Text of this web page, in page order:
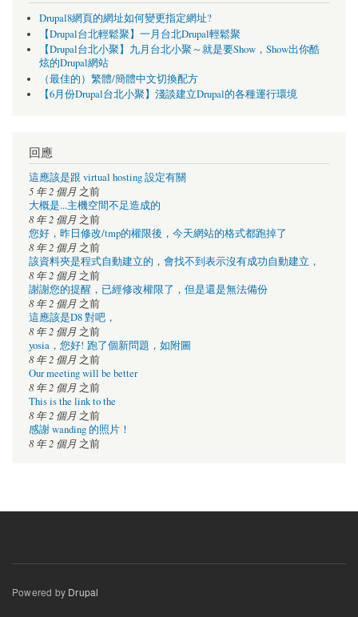
Drupal8網頁的網址如何變更指定網址?
【Drupal台北輕鬆聚】一月台北Drupal輕鬆聚
【Drupal台北小聚】九月台北小聚～就是要Show，Show出你酷
炫的Drupal網站
（最佳的）繁體/簡體中文切換配方
【6月份Drupal台北小聚】淺談建立Drupal的各種運行環境
回應
這應該是跟 virtual hosting 設定有關
5 年 2 個月 之前
大概是...主機空間不足造成的
8 年 2 個月 之前
您好，昨日修改/tmp的權限後，今天網站的格式都跑掉了
8 年 2 個月 之前
該資料夾是程式自動建立的，會找不到表示沒有成功自動建立，
8 年 2 個月 之前
謝謝您的提醒，已經修改權限了，但是還是無法備份
8 年 2 個月 之前
這應該是D8 對吧，
8 年 2 個月 之前
yosia，您好! 跑了個新問題，如附圖
8 年 2 個月 之前
Our meeting will be better
8 年 2 個月 之前
This is the link to the
8 年 2 個月 之前
感謝 wanding 的照片！
8 年 2 個月 之前
Powered by Drupal